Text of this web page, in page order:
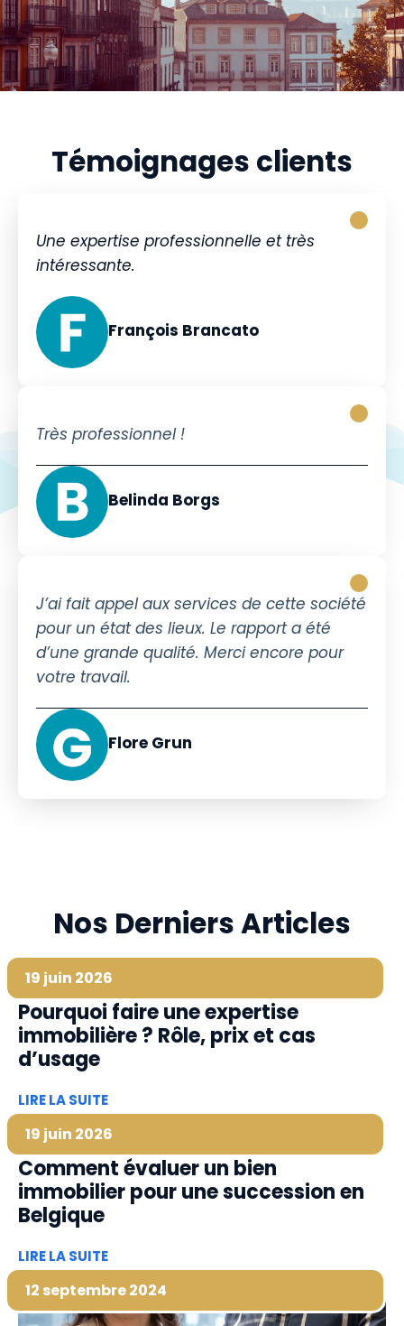
Témoignages clients
Une expertise professionnelle et très
intéressante.
François Brancato
Très professionnel !
Belinda Borgs
J’ai fait appel aux services de cette société
pour un état des lieux. Le rapport a été
d’une grande qualité. Merci encore pour
votre travail.
Flore Grun
Nos Derniers Articles
19 juin 2026
Pourquoi faire une expertise
immobilière ? Rôle, prix et cas
d’usage
LIRE LA SUITE
19 juin 2026
Comment évaluer un bien
immobilier pour une succession en
Belgique
LIRE LA SUITE
12 septembre 2024